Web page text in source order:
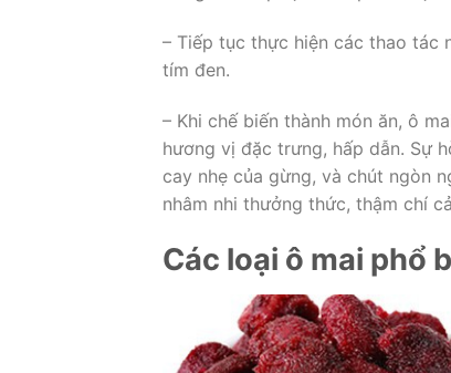
– Tiếp tục thực hiện các thao tác
tím đen.
– Khi chế biến thành món ăn, ô
hương vị đặc trưng, hấp dẫn. Sự
cay nhẹ của gừng, và chút ngòn
nhâm nhi thưởng thức, thậm chí
Các loại ô mai phổ